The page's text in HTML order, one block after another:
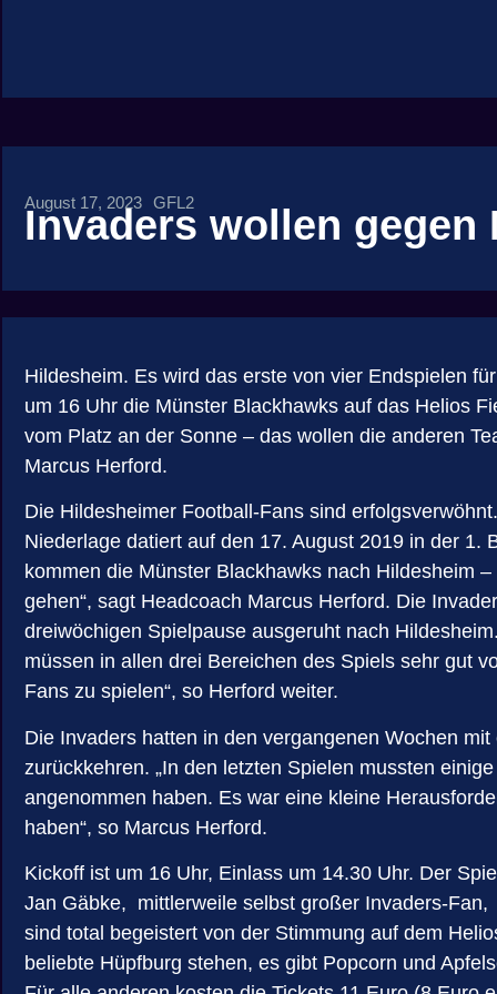
August 17, 2023 GFL2
Invaders wollen gegen
Hildesheim. Es wird das erste von vier Endspielen
um 16 Uhr die Münster Blackhawks auf das Helios
vom Platz an der Sonne – das wollen die anderen
Marcus Herford.
Die Hildesheimer Football-Fans sind
Niederlage datiert auf den 17. August 2019 in der 1.
kommen die Münster Blackhawks nach Hildesheim
gehen“, sagt Headcoach Marcus Herford. Die
dreiwöchigen Spielpause ausgeruht nach
müssen in allen drei Bereichen des Spiels sehr gut
Fans zu spielen“, so Herford weiter.
Die Invaders hatten in den vergangenen Wochen
zurückkehren. „In den letzten Spielen mussten
angenommen haben. Es war eine kleine
haben“, so Marcus Herford.
Kickoff ist um 16 Uhr, Einlass um 14.30 Uhr. Der
Jan Gäbke, mittlerweile selbst großer Invaders-
sind total begeistert von der Stimmung auf dem
beliebte Hüpfburg stehen, es gibt Popcorn und